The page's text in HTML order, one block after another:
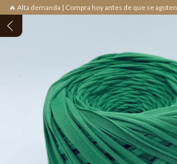
🔥 Alta demanda | Compra hoy antes de que se agoten